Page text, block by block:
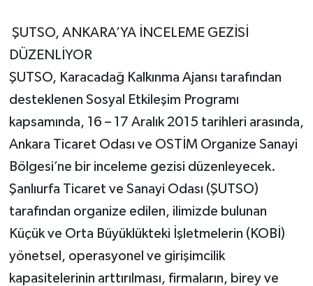
ŞUTSO, ANKARA’YA İNCELEME GEZİSİ
DÜZENLİYOR
ŞUTSO, Karacadağ Kalkınma Ajansı tarafından
desteklenen Sosyal Etkileşim Programı
kapsamında, 16 – 17 Aralık 2015 tarihleri arasında,
Ankara Ticaret Odası ve OSTİM Organize Sanayi
Bölgesi’ne bir inceleme gezisi düzenleyecek.
Şanlıurfa Ticaret ve Sanayi Odası (ŞUTSO)
tarafından organize edilen, ilimizde bulunan
Küçük ve Orta Büyüklükteki İşletmelerin (KOBİ)
yönetsel, operasyonel ve girişimcilik
kapasitelerinin arttırılması, firmaların, birey ve